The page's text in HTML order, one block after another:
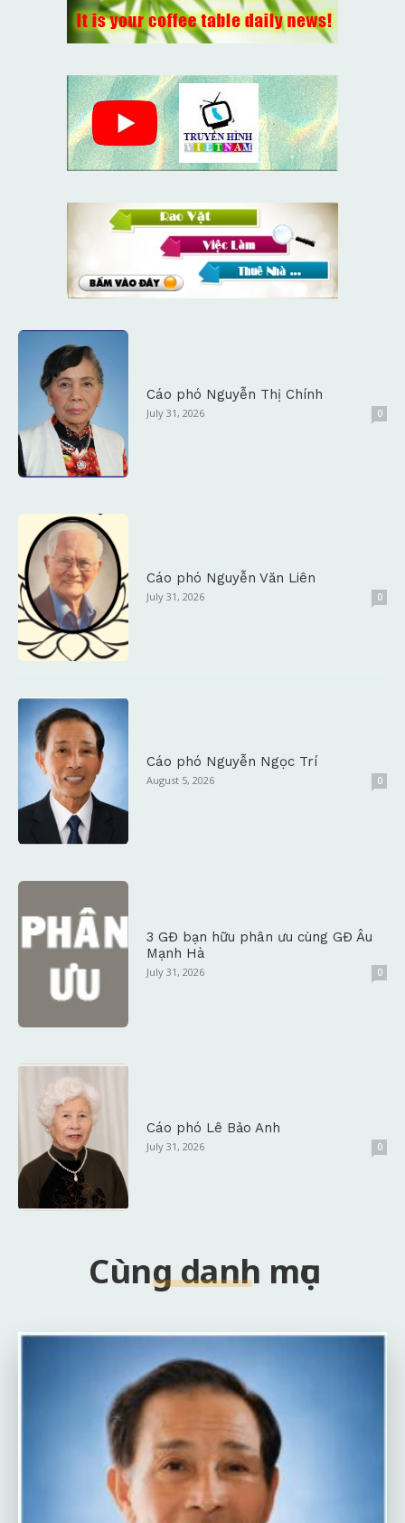
Cáo phó Nguyễn Thị Chính
July 31, 2026 0
Cáo phó Nguyễn Văn Liên
July 31, 2026 0
Cáo phó Nguyễn Ngọc Trí
August 5, 2026 0
3 GĐ bạn hữu phân ưu cùng GĐ Âu
Mạnh Hà
July 31, 2026 0
Cáo phó Lê Bảo Anh
July 31, 2026 0
Cùng danh mục